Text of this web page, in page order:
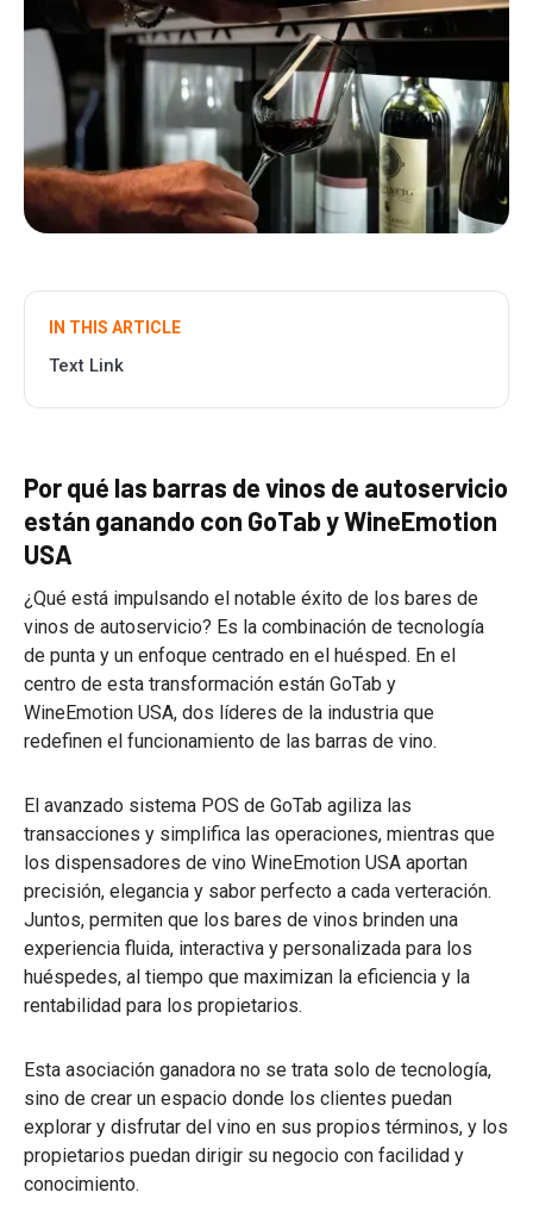
IN THIS ARTICLE
Text Link
Por qué las barras de vinos de autoservicio
están ganando con GoTab y WineEmotion
USA
¿Qué está impulsando el notable éxito de los bares de
vinos de autoservicio? Es la combinación de tecnología
de punta y un enfoque centrado en el huésped. En el
centro de esta transformación están GoTab y
WineEmotion USA, dos líderes de la industria que
redefinen el funcionamiento de las barras de vino.
El avanzado sistema POS de GoTab agiliza las
transacciones y simplifica las operaciones, mientras que
los dispensadores de vino WineEmotion USA aportan
precisión, elegancia y sabor perfecto a cada verteración.
Juntos, permiten que los bares de vinos brinden una
experiencia fluida, interactiva y personalizada para los
huéspedes, al tiempo que maximizan la eficiencia y la
rentabilidad para los propietarios.
Esta asociación ganadora no se trata solo de tecnología,
sino de crear un espacio donde los clientes puedan
explorar y disfrutar del vino en sus propios términos, y los
propietarios puedan dirigir su negocio con facilidad y
conocimiento.